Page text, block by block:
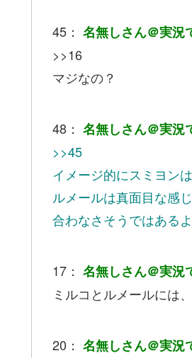
45： 名無しさん＠実況
>>16
マジなの？
48： 名無しさん＠実況
>>45
イメージ的にスミヨン
ルメールは真面目な感
合わなさそうではある
17： 名無しさん＠実況
ミルコとルメールには
20： 名無しさん＠実況